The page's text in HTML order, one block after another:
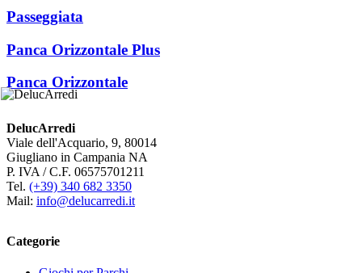
Passeggiata
Panca Orizzontale Plus
Panca Orizzontale
DelucArredi
Viale dell'Acquario, 9, 80014
Giugliano in Campania NA
P. IVA / C.F. 06575701211
Tel. (+39) 340 682 3350
Mail: info@delucarredi.it
Categorie